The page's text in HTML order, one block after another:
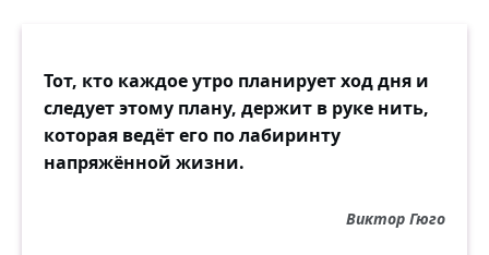
Тот, кто каждое утро планирует ход дня и
следует этому плану, держит в руке нить,
которая ведёт его по лабиринту
напряжённой жизни.
Виктор Гюго